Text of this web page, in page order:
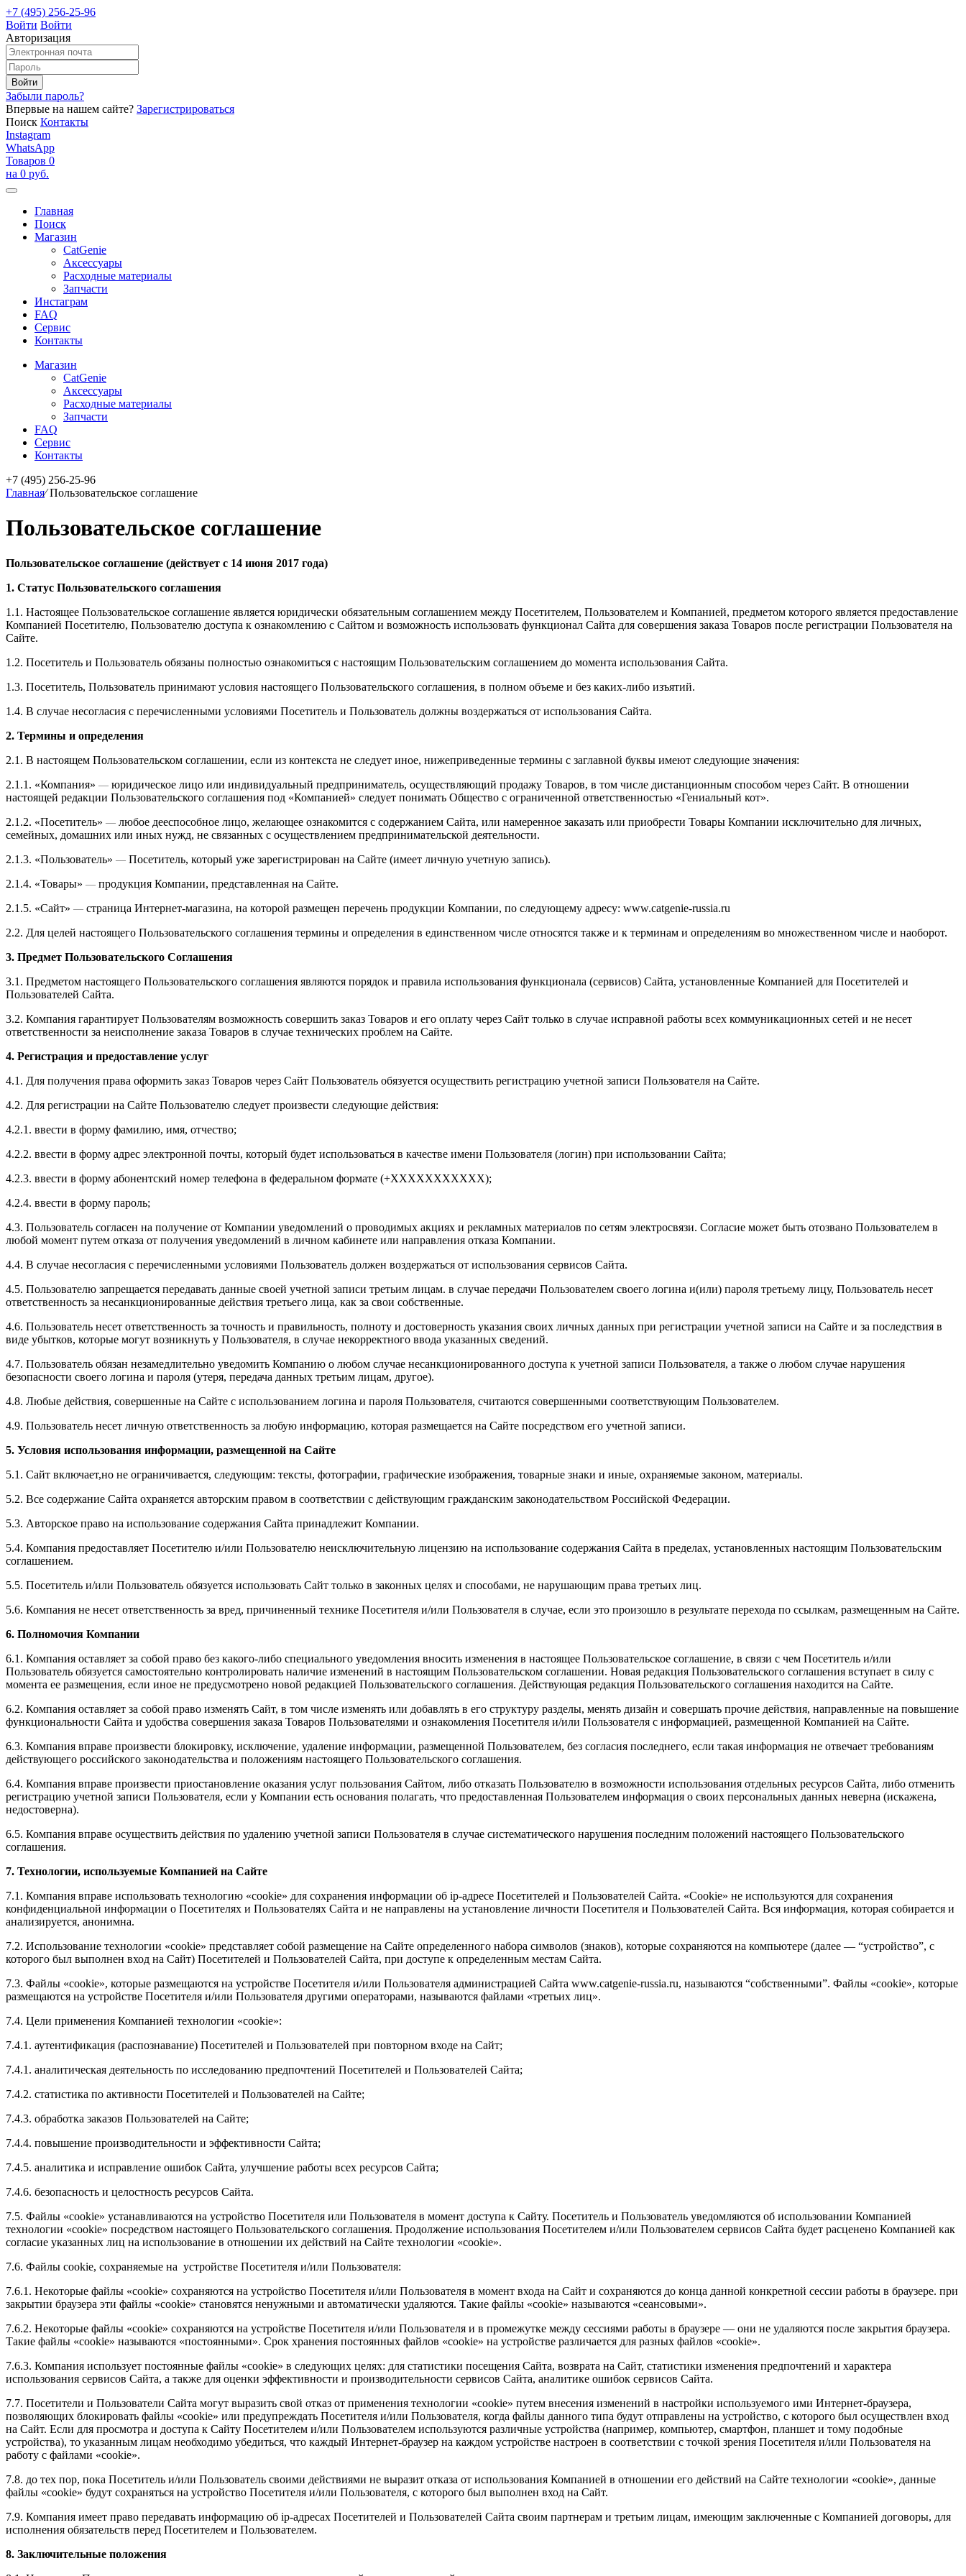
+7 (495) 256-25-96
Войти Войти
Авторизация
Забыли пароль?
Впервые на нашем сайте? Зарегистрироваться
Поиск Контакты
Instagram
WhatsApp
Товаров 0
на 0 руб.
Главная
Поиск
Магазин
CatGenie
Аксессуары
Расходные материалы
Запчасти
Инстаграм
FAQ
Сервис
Контакты
Магазин
CatGenie
Аксессуары
Расходные материалы
Запчасти
FAQ
Сервис
Контакты
+7 (495) 256-25-96
Главная⁄ Пользовательское соглашение
Пользовательское соглашение
Пользовательское соглашение (действует с 14 июня 2017 года)
1. Статус Пользовательского соглашения
1.1. Настоящее Пользовательское соглашение является юридически обязательным соглашением между Посетителем, Пользователем и Компанией, предметом которого является предоставление
Компанией Посетителю, Пользователю доступа к ознакомлению с Сайтом и возможность использовать функционал Сайта для совершения заказа Товаров после регистрации Пользователя на
Сайте.
1.2. Посетитель и Пользователь обязаны полностью ознакомиться с настоящим Пользовательским соглашением до момента использования Сайта.
1.3. Посетитель, Пользователь принимают условия настоящего Пользовательского соглашения, в полном объеме и без каких-либо изъятий.
1.4. В случае несогласия с перечисленными условиями Посетитель и Пользователь должны воздержаться от использования Сайта.
2. Термины и определения
2.1. В настоящем Пользовательском соглашении, если из контекста не следует иное, нижеприведенные термины с заглавной буквы имеют следующие значения:
2.1.1. «Компания» — юридическое лицо или индивидуальный предприниматель, осуществляющий продажу Товаров, в том числе дистанционным способом через Сайт. В отношении
настоящей редакции Пользовательского соглашения под «Компанией» следует понимать Общество с ограниченной ответственностью «Гениальный кот».
2.1.2. «Посетитель» — любое дееспособное лицо, желающее ознакомится с содержанием Сайта, или намеренное заказать или приобрести Товары Компании исключительно для личных,
семейных, домашних или иных нужд, не связанных с осуществлением предпринимательской деятельности.
2.1.3. «Пользователь» — Посетитель, который уже зарегистрирован на Сайте (имеет личную учетную запись).
2.1.4. «Товары» — продукция Компании, представленная на Сайте.
2.1.5. «Сайт» — страница Интернет-магазина, на которой размещен перечень продукции Компании, по следующему адресу: www.catgenie-russia.ru
2.2. Для целей настоящего Пользовательского соглашения термины и определения в единственном числе относятся также и к терминам и определениям во множественном числе и наоборот.
3. Предмет Пользовательского Соглашения
3.1. Предметом настоящего Пользовательского соглашения являются порядок и правила использования функционала (сервисов) Сайта, установленные Компанией для Посетителей и
Пользователей Сайта.
3.2. Компания гарантирует Пользователям возможность совершить заказ Товаров и его оплату через Сайт только в случае исправной работы всех коммуникационных сетей и не несет
ответственности за неисполнение заказа Товаров в случае технических проблем на Сайте.
4. Регистрация и предоставление услуг
4.1. Для получения права оформить заказ Товаров через Сайт Пользователь обязуется осуществить регистрацию учетной записи Пользователя на Сайте.
4.2. Для регистрации на Сайте Пользователю следует произвести следующие действия:
4.2.1. ввести в форму фамилию, имя, отчество;
4.2.2. ввести в форму адрес электронной почты, который будет использоваться в качестве имени Пользователя (логин) при использовании Сайта;
4.2.3. ввести в форму абонентский номер телефона в федеральном формате (+ХХХХХХХХХХХ);
4.2.4. ввести в форму пароль;
4.3. Пользователь согласен на получение от Компании уведомлений о проводимых акциях и рекламных материалов по сетям электросвязи. Согласие может быть отозвано Пользователем в
любой момент путем отказа от получения уведомлений в личном кабинете или направления отказа Компании.
4.4. В случае несогласия с перечисленными условиями Пользователь должен воздержаться от использования сервисов Сайта.
4.5. Пользователю запрещается передавать данные своей учетной записи третьим лицам. в случае передачи Пользователем своего логина и(или) пароля третьему лицу, Пользователь несет
ответственность за несанкционированные действия третьего лица, как за свои собственные.
4.6. Пользователь несет ответственность за точность и правильность, полноту и достоверность указания своих личных данных при регистрации учетной записи на Сайте и за последствия в
виде убытков, которые могут возникнуть у Пользователя, в случае некорректного ввода указанных сведений.
4.7. Пользователь обязан незамедлительно уведомить Компанию о любом случае несанкционированного доступа к учетной записи Пользователя, а также о любом случае нарушения
безопасности своего логина и пароля (утеря, передача данных третьим лицам, другое).
4.8. Любые действия, совершенные на Сайте с использованием логина и пароля Пользователя, считаются совершенными соответствующим Пользователем.
4.9. Пользователь несет личную ответственность за любую информацию, которая размещается на Сайте посредством его учетной записи.
5. Условия использования информации, размещенной на Сайте
5.1. Сайт включает,но не ограничивается, следующим: тексты, фотографии, графические изображения, товарные знаки и иные, охраняемые законом, материалы.
5.2. Все содержание Сайта охраняется авторским правом в соответствии с действующим гражданским законодательством Российской Федерации.
5.3. Авторское право на использование содержания Сайта принадлежит Компании.
5.4. Компания предоставляет Посетителю и/или Пользователю неисключительную лицензию на использование содержания Сайта в пределах, установленных настоящим Пользовательским
соглашением.
5.5. Посетитель и/или Пользователь обязуется использовать Сайт только в законных целях и способами, не нарушающим права третьих лиц.
5.6. Компания не несет ответственность за вред, причиненный технике Посетителя и/или Пользователя в случае, если это произошло в результате перехода по ссылкам, размещенным на Сайте.
6. Полномочия Компании
6.1. Компания оставляет за собой право без какого-либо специального уведомления вносить изменения в настоящее Пользовательское соглашение, в связи с чем Посетитель и/или
Пользователь обязуется самостоятельно контролировать наличие изменений в настоящим Пользовательском соглашении. Новая редакция Пользовательского соглашения вступает в силу с
момента ее размещения, если иное не предусмотрено новой редакцией Пользовательского соглашения. Действующая редакция Пользовательского соглашения находится на Сайте.
6.2. Компания оставляет за собой право изменять Сайт, в том числе изменять или добавлять в его структуру разделы, менять дизайн и совершать прочие действия, направленные на повышение
функциональности Сайта и удобства совершения заказа Товаров Пользователями и ознакомления Посетителя и/или Пользователя с информацией, размещенной Компанией на Сайте.
6.3. Компания вправе произвести блокировку, исключение, удаление информации, размещенной Пользователем, без согласия последнего, если такая информация не отвечает требованиям
действующего российского законодательства и положениям настоящего Пользовательского соглашения.
6.4. Компания вправе произвести приостановление оказания услуг пользования Сайтом, либо отказать Пользователю в возможности использования отдельных ресурсов Сайта, либо отменить
регистрацию учетной записи Пользователя, если у Компании есть основания полагать, что предоставленная Пользователем информация о своих персональных данных неверна (искажена,
недостоверна).
6.5. Компания вправе осуществить действия по удалению учетной записи Пользователя в случае систематического нарушения последним положений настоящего Пользовательского
соглашения.
7. Технологии, используемые Компанией на Сайте
7.1. Компания вправе использовать технологию «cookie» для сохранения информации об ip-адресе Посетителей и Пользователей Сайта. «Cookie» не используются для сохранения
конфиденциальной информации о Посетителях и Пользователях Сайта и не направлены на установление личности Посетителя и Пользователей Сайта. Вся информация, которая собирается и
анализируется, анонимна.
7.2. Использование технологии «cookie» представляет собой размещение на Сайте определенного набора символов (знаков), которые сохраняются на компьютере (далее — “устройство”, с
которого был выполнен вход на Сайт) Посетителей и Пользователей Сайта, при доступе к определенным местам Сайта.
7.3. Файлы «cookie», которые размещаются на устройстве Посетителя и/или Пользователя администрацией Сайта www.catgenie-russia.ru, называются “собственными”. Файлы «cookie», которые
размещаются на устройстве Посетителя и/или Пользователя другими операторами, называются файлами «третьих лиц».
7.4. Цели применения Компанией технологии «cookie»:
7.4.1. аутентификация (распознавание) Посетителей и Пользователей при повторном входе на Сайт;
7.4.1. аналитическая деятельность по исследованию предпочтений Посетителей и Пользователей Сайта;
7.4.2. статистика по активности Посетителей и Пользователей на Сайте;
7.4.3. обработка заказов Пользователей на Сайте;
7.4.4. повышение производительности и эффективности Сайта;
7.4.5. аналитика и исправление ошибок Сайта, улучшение работы всех ресурсов Сайта;
7.4.6. безопасность и целостность ресурсов Сайта.
7.5. Файлы «cookie» устанавливаются на устройство Посетителя или Пользователя в момент доступа к Сайту. Посетитель и Пользователь уведомляются об использовании Компанией
технологии «cookie» посредством настоящего Пользовательского соглашения. Продолжение использования Посетителем и/или Пользователем сервисов Сайта будет расценено Компанией как
согласие указанных лиц на использование в отношении их действий на Сайте технологии «cookie».
7.6. Файлы cookie, сохраняемые на устройстве Посетителя и/или Пользователя:
7.6.1. Некоторые файлы «cookie» сохраняются на устройство Посетителя и/или Пользователя в момент входа на Сайт и сохраняются до конца данной конкретной сессии работы в браузере. при
закрытии браузера эти файлы «cookie» становятся ненужными и автоматически удаляются. Такие файлы «cookie» называются «сеансовыми».
7.6.2. Некоторые файлы «cookie» сохраняются на устройстве Посетителя и/или Пользователя и в промежутке между сессиями работы в браузере — они не удаляются после закрытия браузера.
Такие файлы «cookie» называются «постоянными». Срок хранения постоянных файлов «cookie» на устройстве различается для разных файлов «cookie».
7.6.3. Компания использует постоянные файлы «cookie» в следующих целях: для статистики посещения Сайта, возврата на Сайт, статистики изменения предпочтений и характера
использования сервисов Сайта, а также для оценки эффективности и производительности сервисов Сайта, аналитике ошибок сервисов Сайта.
7.7. Посетители и Пользователи Сайта могут выразить свой отказ от применения технологии «cookie» путем внесения изменений в настройки используемого ими Интернет-браузера,
позволяющих блокировать файлы «cookie» или предупреждать Посетителя и/или Пользователя, когда файлы данного типа будут отправлены на устройство, с которого был осуществлен вход
на Сайт. Если для просмотра и доступа к Сайту Посетителем и/или Пользователем используются различные устройства (например, компьютер, смартфон, планшет и тому подобные
устройства), то указанным лицам необходимо убедиться, что каждый Интернет-браузер на каждом устройстве настроен в соответствии с точкой зрения Посетителя и/или Пользователя на
работу с файлами «cookie».
7.8. до тех пор, пока Посетитель и/или Пользователь своими действиями не выразит отказа от использования Компанией в отношении его действий на Сайте технологии «cookie», данные
файлы «cookie» будут сохраняться на устройство Посетителя и/или Пользователя, с которого был выполнен вход на Сайт.
7.9. Компания имеет право передавать информацию об ip-адресах Посетителей и Пользователей Сайта своим партнерам и третьим лицам, имеющим заключенные с Компанией договоры, для
исполнения обязательств перед Посетителем и Пользователем.
8. Заключительные положения